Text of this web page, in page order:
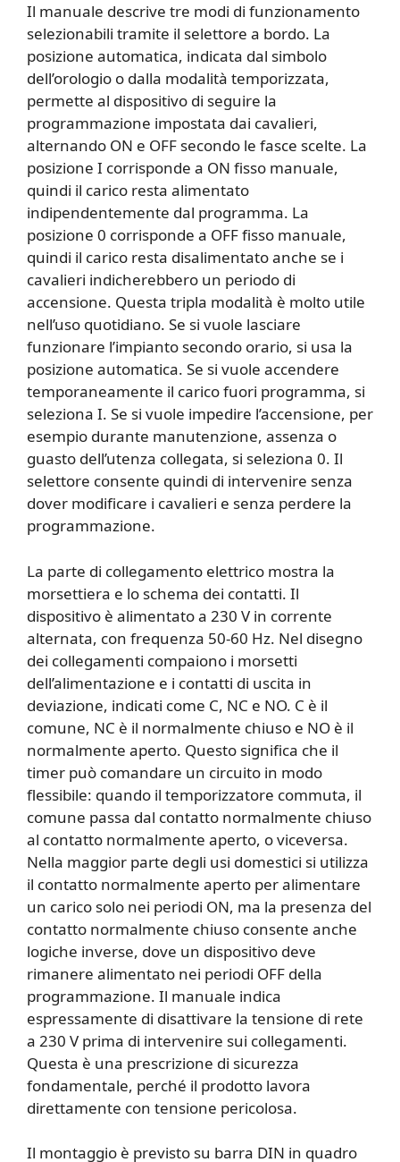
Il manuale descrive tre modi di funzionamento
selezionabili tramite il selettore a bordo. La
posizione automatica, indicata dal simbolo
dell’orologio o dalla modalità temporizzata,
permette al dispositivo di seguire la
programmazione impostata dai cavalieri,
alternando ON e OFF secondo le fasce scelte. La
posizione I corrisponde a ON fisso manuale,
quindi il carico resta alimentato
indipendentemente dal programma. La
posizione 0 corrisponde a OFF fisso manuale,
quindi il carico resta disalimentato anche se i
cavalieri indicherebbero un periodo di
accensione. Questa tripla modalità è molto utile
nell’uso quotidiano. Se si vuole lasciare
funzionare l’impianto secondo orario, si usa la
posizione automatica. Se si vuole accendere
temporaneamente il carico fuori programma, si
seleziona I. Se si vuole impedire l’accensione, per
esempio durante manutenzione, assenza o
guasto dell’utenza collegata, si seleziona 0. Il
selettore consente quindi di intervenire senza
dover modificare i cavalieri e senza perdere la
programmazione.
La parte di collegamento elettrico mostra la
morsettiera e lo schema dei contatti. Il
dispositivo è alimentato a 230 V in corrente
alternata, con frequenza 50-60 Hz. Nel disegno
dei collegamenti compaiono i morsetti
dell’alimentazione e i contatti di uscita in
deviazione, indicati come C, NC e NO. C è il
comune, NC è il normalmente chiuso e NO è il
normalmente aperto. Questo significa che il
timer può comandare un circuito in modo
flessibile: quando il temporizzatore commuta, il
comune passa dal contatto normalmente chiuso
al contatto normalmente aperto, o viceversa.
Nella maggior parte degli usi domestici si utilizza
il contatto normalmente aperto per alimentare
un carico solo nei periodi ON, ma la presenza del
contatto normalmente chiuso consente anche
logiche inverse, dove un dispositivo deve
rimanere alimentato nei periodi OFF della
programmazione. Il manuale indica
espressamente di disattivare la tensione di rete
a 230 V prima di intervenire sui collegamenti.
Questa è una prescrizione di sicurezza
fondamentale, perché il prodotto lavora
direttamente con tensione pericolosa.
Il montaggio è previsto su barra DIN in quadro